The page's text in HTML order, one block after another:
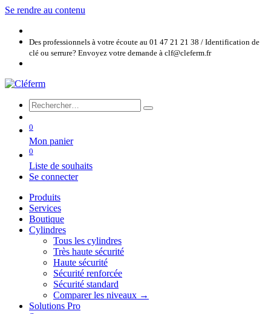
Se rendre au contenu
Des professionnels à votre écoute au 01 47 21 21 38 / Identification de
clé ou serrure? Envoyez votre demande à clf@cleferm.fr
0
Mon panier
0
Liste de souhaits
Se connecter
Produits
Services
Boutique
Cylindres
Tous les cylindres
Très haute sécurité
Haute sécurité
Sécurité renforcée
Sécurité standard
Comparer les niveaux →
Solutions Pro